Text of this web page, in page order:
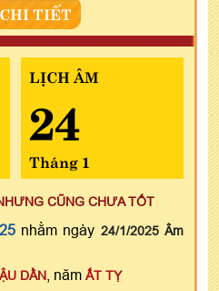
TIẾT
LỊCH ÂM
24
Tháng 1
CŨNG CHƯA TỐT
nhằm ngày 24/1/2025 Âm
DẦN , năm ẤT TỴ